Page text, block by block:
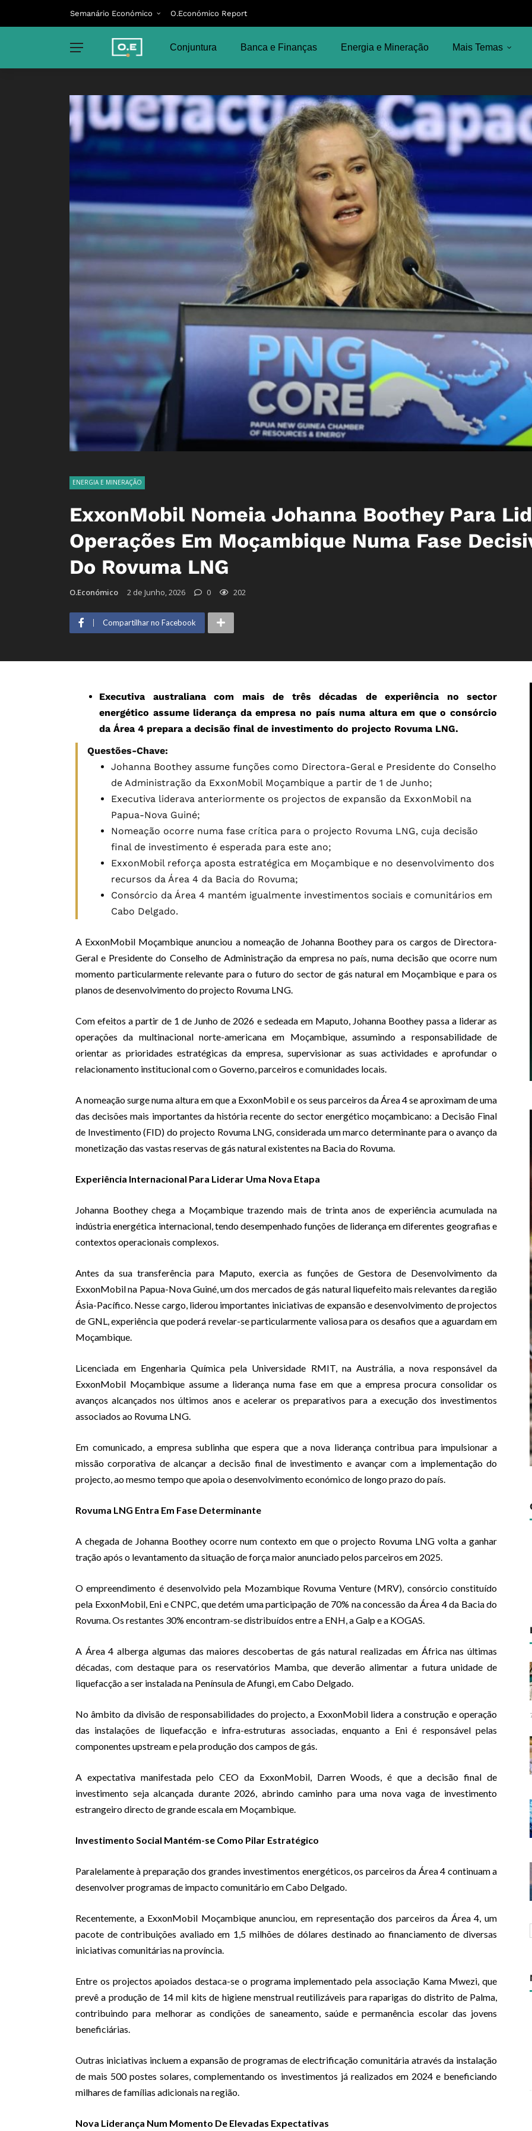
Semanário Económico O.Económico Report
Conjuntura Banca e Finanças Energia e Mineração Mais Temas
ENERGIA E MINERAÇÃO
ExxonMobil Nomeia Johanna Boothey Para
Operações Em Moçambique Numa Fase
Do Rovuma LNG
O.Económico 2 de Junho, 2026 0 202
Compartilhar no Facebook
Executiva australiana com mais de três décadas de experiência no sector
energético assume liderança da empresa no país numa altura em que o consórcio
da Área 4 prepara a decisão final de investimento do projecto Rovuma LNG.
Questões-Chave:
Johanna Boothey assume funções como Directora-Geral e Presidente do Conselho
de Administração da ExxonMobil Moçambique a partir de 1 de Junho;
Executiva liderava anteriormente os projectos de expansão da ExxonMobil na
Papua-Nova Guiné;
Nomeação ocorre numa fase crítica para o projecto Rovuma LNG, cuja decisão
final de investimento é esperada para este ano;
ExxonMobil reforça aposta estratégica em Moçambique e no desenvolvimento dos
recursos da Área 4 da Bacia do Rovuma;
Consórcio da Área 4 mantém igualmente investimentos sociais e comunitários em
Cabo Delgado.
A ExxonMobil Moçambique anunciou a nomeação de Johanna Boothey para os cargos de Directora-
Geral e Presidente do Conselho de Administração da empresa no país, numa decisão que ocorre num
momento particularmente relevante para o futuro do sector de gás natural em Moçambique e para os
planos de desenvolvimento do projecto Rovuma LNG.
Com efeitos a partir de 1 de Junho de 2026 e sedeada em Maputo, Johanna Boothey passa a liderar as
operações da multinacional norte-americana em Moçambique, assumindo a responsabilidade de
orientar as prioridades estratégicas da empresa, supervisionar as suas actividades e aprofundar o
relacionamento institucional com o Governo, parceiros e comunidades locais.
A nomeação surge numa altura em que a ExxonMobil e os seus parceiros da Área 4 se aproximam de uma
das decisões mais importantes da história recente do sector energético moçambicano: a Decisão Final
de Investimento (FID) do projecto Rovuma LNG, considerada um marco determinante para o avanço da
monetização das vastas reservas de gás natural existentes na Bacia do Rovuma.
Experiência Internacional Para Liderar Uma Nova Etapa
Johanna Boothey chega a Moçambique trazendo mais de trinta anos de experiência acumulada na
indústria energética internacional, tendo desempenhado funções de liderança em diferentes geografias e
contextos operacionais complexos.
Antes da sua transferência para Maputo, exercia as funções de Gestora de Desenvolvimento da
ExxonMobil na Papua-Nova Guiné, um dos mercados de gás natural liquefeito mais relevantes da região
Ásia-Pacífico. Nesse cargo, liderou importantes iniciativas de expansão e desenvolvimento de projectos
de GNL, experiência que poderá revelar-se particularmente valiosa para os desafios que a aguardam em
Moçambique.
Licenciada em Engenharia Química pela Universidade RMIT, na Austrália, a nova responsável da
ExxonMobil Moçambique assume a liderança numa fase em que a empresa procura consolidar os
avanços alcançados nos últimos anos e acelerar os preparativos para a execução dos investimentos
associados ao Rovuma LNG.
Em comunicado, a empresa sublinha que espera que a nova liderança contribua para impulsionar a
missão corporativa de alcançar a decisão final de investimento e avançar com a implementação do
projecto, ao mesmo tempo que apoia o desenvolvimento económico de longo prazo do país.
Rovuma LNG Entra Em Fase Determinante
A chegada de Johanna Boothey ocorre num contexto em que o projecto Rovuma LNG volta a ganhar
tração após o levantamento da situação de força maior anunciado pelos parceiros em 2025.
O empreendimento é desenvolvido pela Mozambique Rovuma Venture (MRV), consórcio constituído
pela ExxonMobil, Eni e CNPC, que detém uma participação de 70% na concessão da Área 4 da Bacia do
Rovuma. Os restantes 30% encontram-se distribuídos entre a ENH, a Galp e a KOGAS.
A Área 4 alberga algumas das maiores descobertas de gás natural realizadas em África nas últimas
décadas, com destaque para os reservatórios Mamba, que deverão alimentar a futura unidade de
liquefacção a ser instalada na Península de Afungi, em Cabo Delgado.
No âmbito da divisão de responsabilidades do projecto, a ExxonMobil lidera a construção e operação
das instalações de liquefacção e infra-estruturas associadas, enquanto a Eni é responsável pelas
componentes upstream e pela produção dos campos de gás.
A expectativa manifestada pelo CEO da ExxonMobil, Darren Woods, é que a decisão final de
investimento seja alcançada durante 2026, abrindo caminho para uma nova vaga de investimento
estrangeiro directo de grande escala em Moçambique.
Investimento Social Mantém-se Como Pilar Estratégico
Paralelamente à preparação dos grandes investimentos energéticos, os parceiros da Área 4 continuam a
desenvolver programas de impacto comunitário em Cabo Delgado.
Recentemente, a ExxonMobil Moçambique anunciou, em representação dos parceiros da Área 4, um
pacote de contribuições avaliado em 1,5 milhões de dólares destinado ao financiamento de diversas
iniciativas comunitárias na província.
Entre os projectos apoiados destaca-se o programa implementado pela associação Kama Mwezi, que
prevê a produção de 14 mil kits de higiene menstrual reutilizáveis para raparigas do distrito de Palma,
contribuindo para melhorar as condições de saneamento, saúde e permanência escolar das jovens
beneficiárias.
Outras iniciativas incluem a expansão de programas de electrificação comunitária através da instalação
de mais 500 postes solares, complementando os investimentos já realizados em 2024 e beneficiando
milhares de famílias adicionais na região.
Nova Liderança Num Momento De Elevadas Expectativas